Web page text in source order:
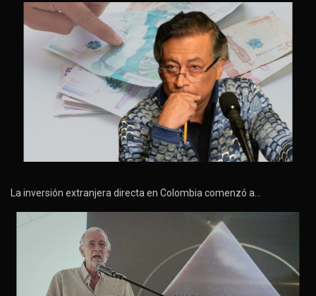
La inversión extranjera directa en Colombia comenzó a…